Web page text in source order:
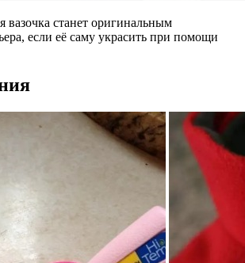
вазочка станет оригинальным
если её саму украсить при помощи